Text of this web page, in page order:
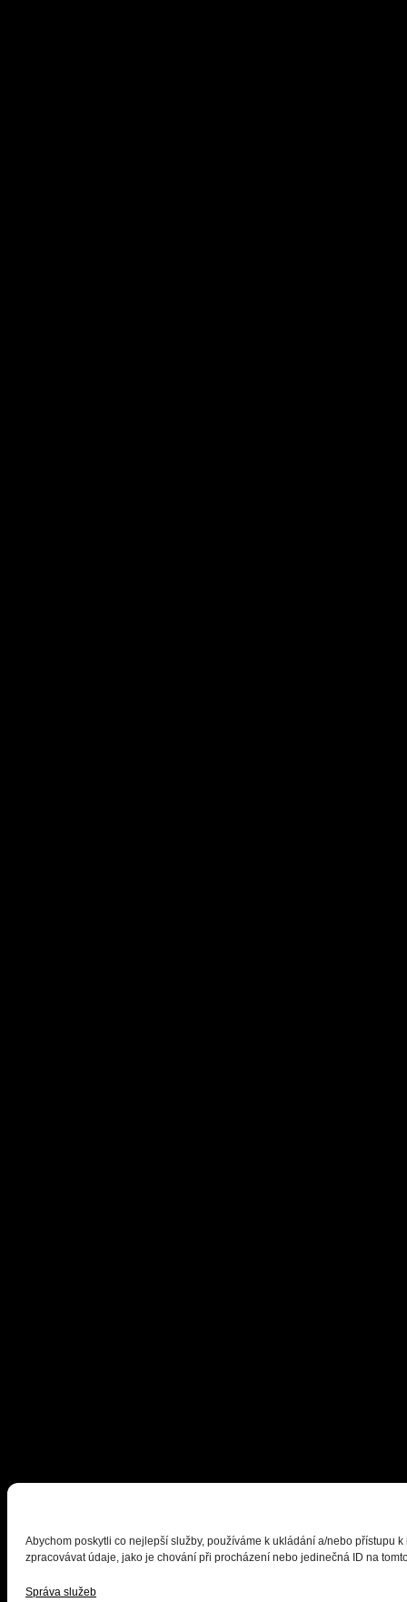
Abychom poskytli co nejlepší služby, používáme k ukládání a/nebo přístupu
zpracovávat údaje, jako je chování při procházení nebo jedinečná ID na
Správa služeb